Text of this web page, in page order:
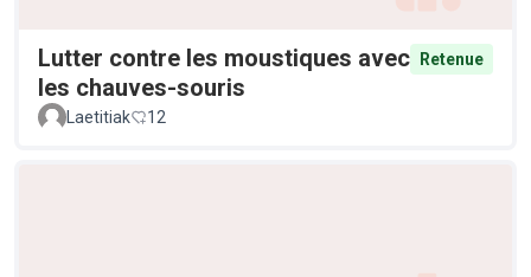
Lutter contre les moustiques avec
les chauves-souris
Retenue
Laetitiak 12